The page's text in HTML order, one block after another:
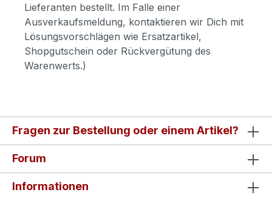
Lieferanten bestellt. Im Falle einer
Ausverkaufsmeldung, kontaktieren wir Dich mit
Lösungsvorschlägen wie Ersatzartikel,
Shopgutschein oder Rückvergütung des
Warenwerts.)
Fragen zur Bestellung oder einem Artikel?
Forum
Informationen